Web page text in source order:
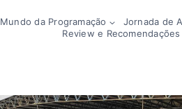
Mundo da Programação Jornada de
Review e Recomendações